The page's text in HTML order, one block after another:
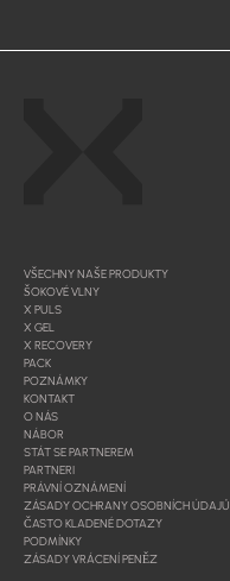
VŠECHNY NAŠE PRODUKTY
ŠOKOVÉ VLNY
X PULS
X GEL
X RECOVERY
PACK
POZNÁMKY
KONTAKT
O NÁS
NÁBOR
STÁT SE PARTNEREM
PARTNERI
PRÁVNÍ OZNÁMENÍ
ZÁSADY OCHRANY OSOBNÍCH ÚDAJŮ
ČASTO KLADENÉ DOTAZY
PODMÍNKY
ZÁSADY VRÁCENÍ PENĚZ